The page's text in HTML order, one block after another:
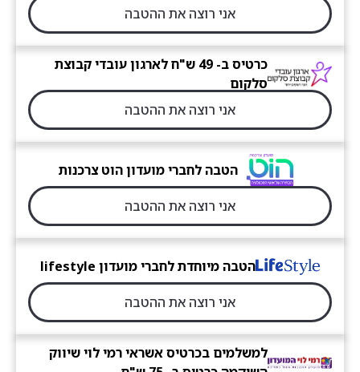
אני רוצה את ההטבה
כרטיס ב- 49 ש"ח לארגון עובדי קבוצת
סלקום
אני רוצה את ההטבה
הטבה לחברי מועדון הוט צרכנות
אני רוצה את ההטבה
הטבה מיוחדת לחברי מועדון lifestyle
אני רוצה את ההטבה
למשלמים בכרטיס אשראי רמי לוי שיווק